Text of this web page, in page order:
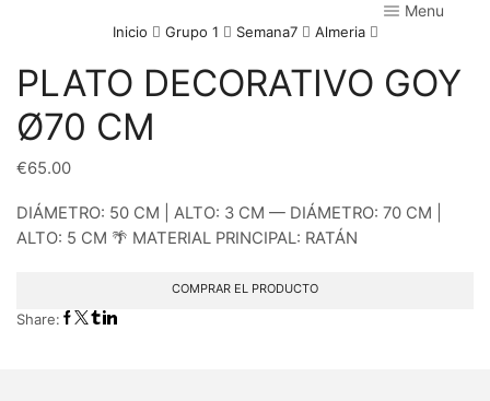
Menu
Inicio Grupo 1 Semana7 Almeria
PLATO DECORATIVO GOY
Ø70 CM
€65.00
DIÁMETRO: 50 CM | ALTO: 3 CM — DIÁMETRO: 70 CM |
ALTO: 5 CM 🌴 MATERIAL PRINCIPAL: RATÁN
COMPRAR EL PRODUCTO
Share: